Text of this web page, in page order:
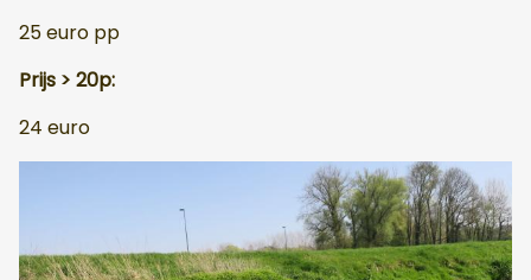
25 euro pp
Prijs > 20p:
24 euro